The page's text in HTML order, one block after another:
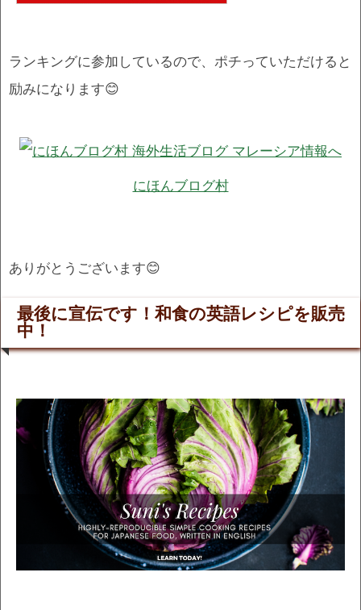
ランキングに参加しているので、ポチっていただけると
励みになります😊
にほんブログ村
ありがとうございます😊
最後に宣伝です！和食の英語レシピを販売
中！